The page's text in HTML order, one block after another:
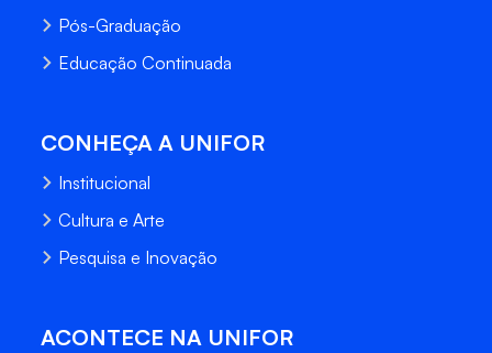
Pós-Graduação
Educação Continuada
CONHEÇA A UNIFOR
Institucional
Cultura e Arte
Pesquisa e Inovação
ACONTECE NA UNIFOR